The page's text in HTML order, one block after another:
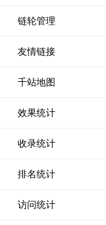
链轮管理
友情链接
千站地图
效果统计
收录统计
排名统计
访问统计